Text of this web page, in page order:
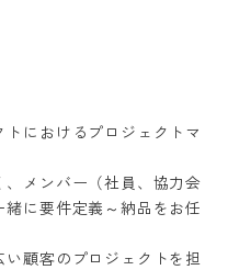
におけるプロジェクトマ
メンバー（社員、協力会
に要件定義～納品をお任
顧客のプロジェクトを担